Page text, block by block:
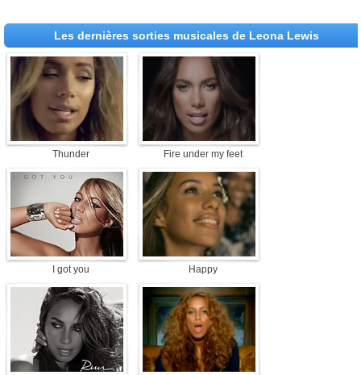
Les dernières sorties musicales de Leona Lewis
Thunder Fire under my feet
I got you Happy